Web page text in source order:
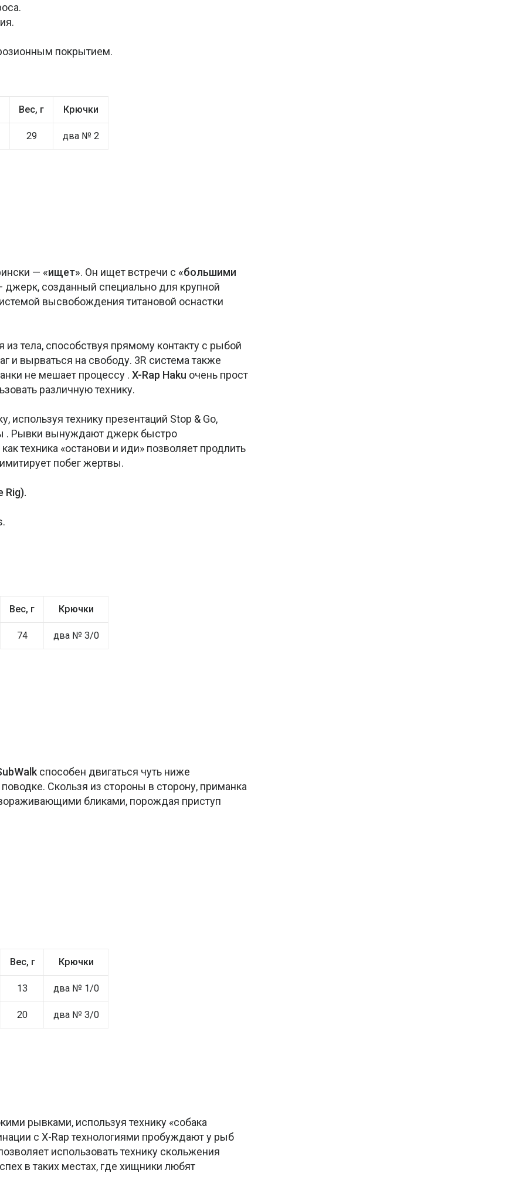
покрытием.
Вес, г Крючки
29 два № 2
— «ищет». Он ищет встречи с «большими
джерк, созданный специально для крупной
высвобождения титановой оснастки
тела, способствуя прямому контакту с рыбой
и вырваться на свободу. 3R система также
не мешает процессу . X-Rap Haku очень прост
различную технику.
технику презентаций Stop & Go,
. Рывки вынуждают джерк быстро
техника «останови и иди» позволяет продлить
побег жертвы.
Rig).
Вес, г Крючки
74 два № 3/0
способен двигаться чуть ниже
Скользя из стороны в сторону, приманка
бликами, порождая приступ
Вес, г Крючки
13 два № 1/0
20 два № 3/0
рывками, используя технику «собака
с X-Rap технологиями пробуждают у рыб
использовать технику скольжения
в таких местах, где хищники любят